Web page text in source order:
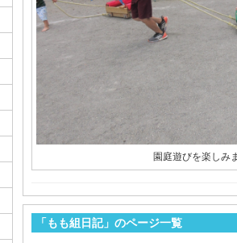
園庭遊びを楽しみ
「もも組日記」のページ一覧